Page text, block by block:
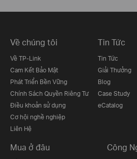
Về chúng tôi
Về TP-Link
Cam Kết Bảo Mật
Phát Triển Bền Vững
Chính Sách Quyền Riêng Tư
Điều khoản sử dụng
Cơ hội nghề nghiệp
Liên Hệ
Tin Tức
Tin Tức
Giải Thưởng
Blog
Case Study
eCatalog
Mua ở đâu Công